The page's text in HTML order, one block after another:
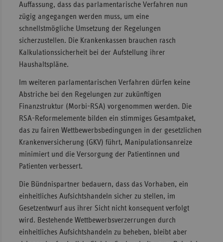
Auffassung, dass das parlamentarische Verfahren nun
zügig angegangen werden muss, um eine
schnellstmögliche Umsetzung der Regelungen
sicherzustellen. Die Krankenkassen brauchen rasch
Kalkulationssicherheit bei der Aufstellung ihrer
Haushaltspläne.
Im weiteren parlamentarischen Verfahren dürfen keine
Abstriche bei den Regelungen zur zukünftigen
Finanzstruktur (Morbi-RSA) vorgenommen werden. Die
RSA-Reformelemente bilden ein stimmiges Gesamtpaket,
das zu fairen Wettbewerbsbedingungen in der gesetzlichen
Krankenversicherung (GKV) führt, Manipulationsanreize
minimiert und die Versorgung der Patientinnen und
Patienten verbessert.
Die Bündnispartner bedauern, dass das Vorhaben, ein
einheitliches Aufsichtshandeln sicher zu stellen, im
Gesetzentwurf aus ihrer Sicht nicht konsequent verfolgt
wird. Bestehende Wettbewerbsverzerrungen durch
einheitliches Aufsichtshandeln zu beheben, bleibt aber